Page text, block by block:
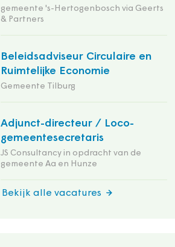
gemeente 's-Hertogenbosch via Geerts
& Partners
Beleidsadviseur Circulaire en
Ruimtelijke Economie
Gemeente Tilburg
Adjunct-directeur / Loco-
gemeentesecretaris
JS Consultancy in opdracht van de
gemeente Aa en Hunze
Bekijk alle vacatures